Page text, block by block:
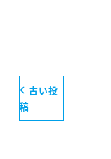
古い投
稿